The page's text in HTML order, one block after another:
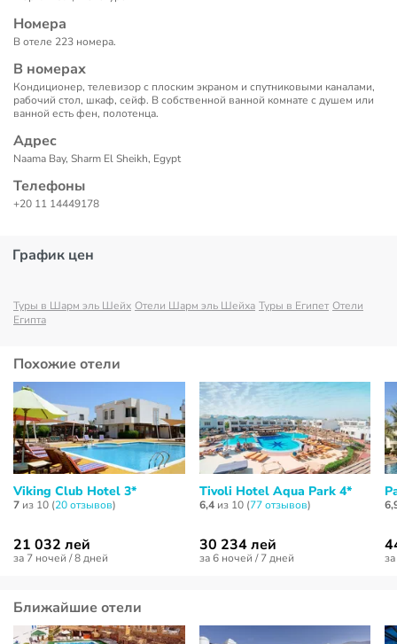
Номера
В отеле 223 номера.
В номерах
Кондиционер, телевизор с плоским экраном и спутниковыми каналами,
рабочий стол, шкаф, сейф. В собственной ванной комнате с душем или
ванной есть фен, полотенца.
Адрес
Naama Bay, Sharm El Sheikh, Egypt
Телефоны
+20 11 14449178
График цен
Туры в Шарм эль Шейх Отели Шарм эль Шейха Туры в Египет Отели
Египта
Похожие отели
Viking Club Hotel 3*
7 из 10 (20 отзывов)
21 032 лей
за 7 ночей / 8 дней
Tivoli Hotel Aqua Park 4*
6,4из 10 (77 отзывов)
30 234 лей
за 6 ночей / 7 дней
Ближайшие отели